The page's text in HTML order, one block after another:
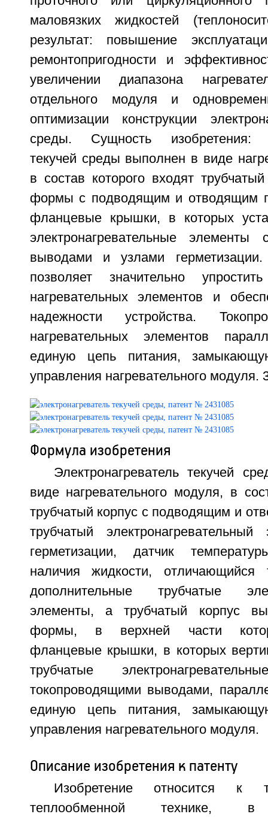
маловязких жидкостей
результат: повышение
ремонтопригодности и
увеличении диапазона
отдельного модуля и
оптимизации конструкции
среды. Сущность изобретения:
текучей среды выполнен в виде
в состав которого входят
формы с подводящим и отводящим
фланцевые крышки, в которых
электронагревательные элементы
выводами и узлами
позволяет значительно
нагревательных элементов и
надежности устройства.
нагревательных элементов
единую цепь питания,
управления нагревательного модуля.
Формула изобретения
Электронагреватель текучей
виде нагревательного модуля, в
трубчатый корпус с подводящим и
трубчатый
герметизации, датчик
наличия жидкости,
дополнительные трубчатые
элементы, а трубчатый корпус
формы, в верхней части
фланцевые крышки, в которых
трубчатые
токопроводящими выводами,
единую цепь питания,
управления нагревательного модуля.
Описание изобретения к патенту
Изобретение относится к
теплообменной технике,